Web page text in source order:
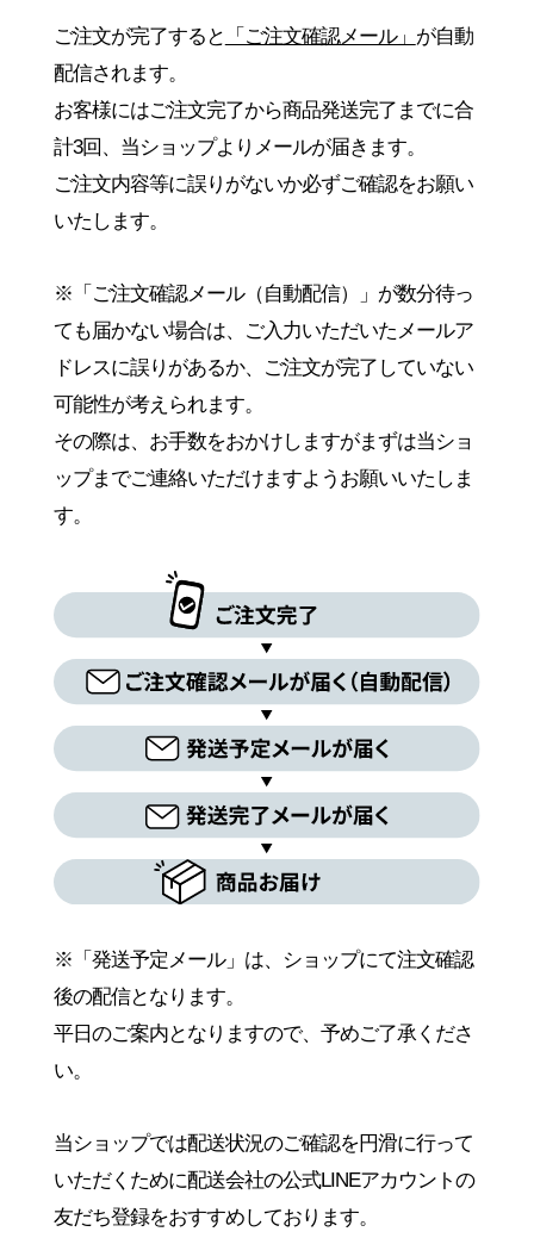
ご注文が完了すると 「ご注文確認メール」 が自動
配信されます。
お客様にはご注文完了から商品発送完了までに合
計3回、当ショップよりメールが届きます。
ご注文内容等に誤りがないか必ずご確認をお願い
いたします。
※「ご注文確認メール（自動配信）」が数分待っ
ても届かない場合は、
ご入力いただいたメールア
ドレスに誤りがあるか、
ご注文が完了していない
可能性が考えられます。
その際は、お手数をおかけしますがまずは当ショ
ップまでご連絡いただけますようお願いいたしま
す。
※「発送予定メール」は、ショップにて注文確認
後の配信となります。
平日のご案内となりますので、予めご了承くださ
い。
当ショップでは配送状況のご確認を円滑に行って
いただくために配送会社の公式LINEアカウントの
友だち登録をおすすめしております。